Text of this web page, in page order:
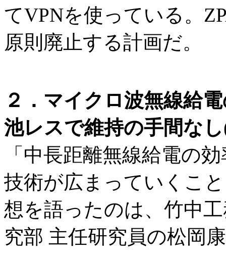
てVPNを使っている。
原則廃止する計画だ。
２．マイクロ波無線給
池レスで維持の手間な
「中長距離無線給電の
技術が広まっていくこ
想を語ったのは、竹中
究部 主任研究員の松岡